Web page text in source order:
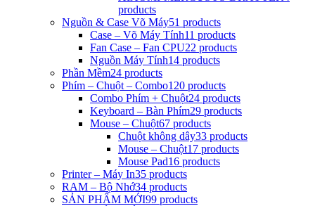
products
Nguồn & Case Võ Máy51 products
Case – Võ Máy Tính11 products
Fan Case – Fan CPU22 products
Nguồn Máy Tính14 products
Phần Mềm24 products
Phím – Chuột – Combo120 products
Combo Phím + Chuột24 products
Keyboard – Bàn Phím29 products
Mouse – Chuột67 products
Chuột không dây33 products
Mouse – Chuột17 products
Mouse Pad16 products
Printer – Máy In35 products
RAM – Bộ Nhớ34 products
SẢN PHẨM MỚI99 products